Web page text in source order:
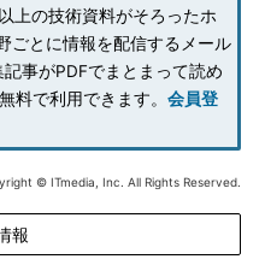
上の技術資料がそろったホ
ごとに情報を配信するメール
事がPDFでまとまって読め
料で利用できます。 会員登
© ITmedia, Inc. All Rights Reserved.
報